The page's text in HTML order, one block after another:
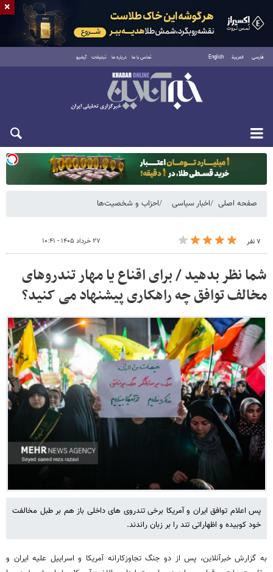
فارسی العربية English تماس با ما درباره ما تبلیغات آرشیو
یکشنبه ۱۸ مرداد ۱۴۰۵
صفحه اصلی اخبار سیاسی احزاب و شخصیت‌ها
۷ نفر ۲۷ خرداد ۱۴۰۵ - ۱۰:۴۱
شما نظر بدهید / برای اقناع یا مهار تندروهای
مخالف توافق چه راهکاری پیشنهاد می کنید؟
پس اعلام توافق ایران و آمریکا برخی تندروی های داخلی باز هم بر طبل مخالفت
خود کوبیده و اظهاراتی تند را بر زبان راندند.
به گزارش خبرآنلاین، پس از دو جنگ تجاوزکارانه آمریکا و اسراییل علیه ایران و
×